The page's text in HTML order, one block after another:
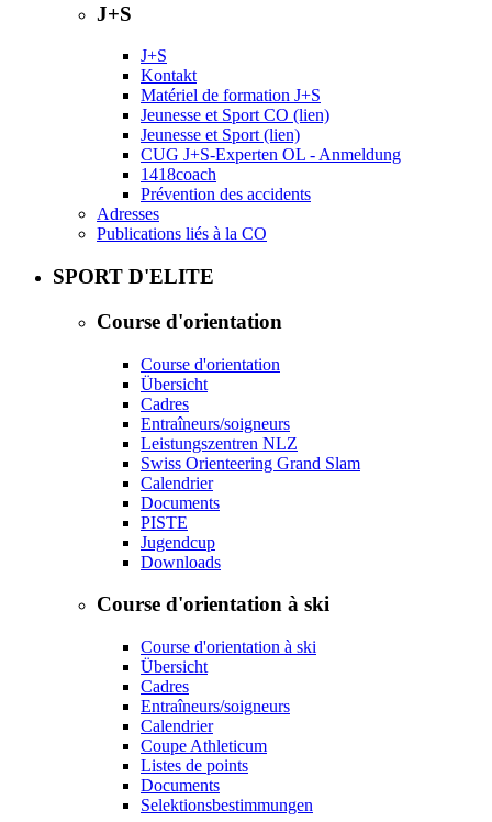
J+S
J+S
Kontakt
Matériel de formation J+S
Jeunesse et Sport CO (lien)
Jeunesse et Sport (lien)
CUG J+S-Experten OL - Anmeldung
1418coach
Prévention des accidents
Adresses
Publications liés à la CO
SPORT D'ELITE
Course d'orientation
Course d'orientation
Übersicht
Cadres
Entraîneurs/soigneurs
Leistungszentren NLZ
Swiss Orienteering Grand Slam
Calendrier
Documents
PISTE
Jugendcup
Downloads
Course d'orientation à ski
Course d'orientation à ski
Übersicht
Cadres
Entraîneurs/soigneurs
Calendrier
Coupe Athleticum
Listes de points
Documents
Selektionsbestimmungen